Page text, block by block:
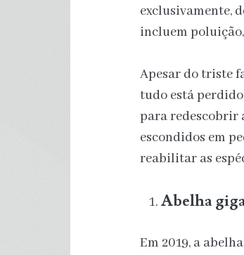
exclusivamente,
incluem
Apesar do triste
tudo está
para redescobrir
escondidos em
reabilitar as
Abelha
Em 2019, a